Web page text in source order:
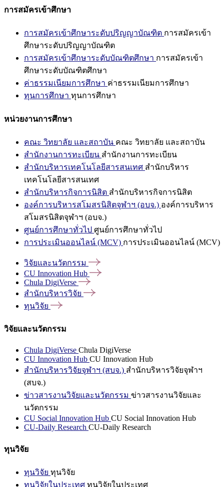
การสมัครเข้าศึกษา
การสมัครเข้าศึกษาระดับปริญญาบัณฑิต การสมัครเข้า
ศึกษาระดับปริญญาบัณฑิต
การสมัครเข้าศึกษาระดับบัณฑิตศึกษา การสมัครเข้า
ศึกษาระดับบัณฑิตศึกษา
ค่าธรรมเนียมการศึกษา ค่าธรรมเนียมการศึกษา
ทุนการศึกษา ทุนการศึกษา
หน่วยงานการศึกษา
คณะ วิทยาลัย และสถาบัน คณะ วิทยาลัย และสถาบัน
สำนักงานการทะเบียน สำนักงานการทะเบียน
สำนักบริหารเทคโนโลยีสารสนเทศ สำนักบริหาร
เทคโนโลยีสารสนเทศ
สำนักบริหารกิจการนิสิต สำนักบริหารกิจการนิสิต
องค์การบริหารสโมสรนิสิตจุฬาฯ (อบจ.) องค์การบริหาร
สโมสรนิสิตจุฬาฯ (อบจ.)
ศูนย์การศึกษาทั่วไป ศูนย์การศึกษาทั่วไป
การประเมินออนไลน์ (MCV) การประเมินออนไลน์ (MCV)
วิจัยและนวัตกรรม
CU Innovation Hub
Chula DigiVerse
สำนักบริหารวิจัย
ทุนวิจัย
วิจัยและนวัตกรรม
Chula DigiVerse Chula DigiVerse
CU Innovation Hub CU Innovation Hub
สำนักบริหารวิจัยจุฬาฯ (สบจ.) สำนักบริหารวิจัยจุฬาฯ
(สบจ.)
ข่าวสารงานวิจัยและนวัตกรรม ข่าวสารงานวิจัยและ
นวัตกรรม
CU Social Innovation Hub CU Social Innovation Hub
CU-Daily Research CU-Daily Research
ทุนวิจัย
ทุนวิจัย ทุนวิจัย
ทุนวิจัยในประเทศ ทุนวิจัยในประเทศ